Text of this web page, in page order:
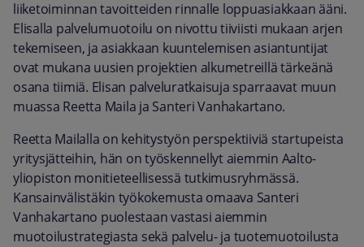
liiketoiminnan tavoitteiden rinnalle loppuasiakkaan ääni.
Elisalla palvelumuotoilu on nivottu tiiviisti mukaan arjen
tekemiseen, ja asiakkaan kuuntelemisen asiantuntijat
ovat mukana uusien projektien alkumetreillä tärkeänä
osana tiimiä. Elisan palveluratkaisuja sparraavat muun
muassa Reetta Maila ja Santeri Vanhakartano.
Reetta Mailalla on kehitystyön perspektiiviä startupeista
yritysjätteihin, hän on työskennellyt aiemmin Aalto-
yliopiston monitieteellisessä tutkimusryhmässä.
Kansainvälistäkin työkokemusta omaava Santeri
Vanhakartano puolestaan vastasi aiemmin
muotoilustrategiasta sekä palvelu- ja tuotemuotoilusta